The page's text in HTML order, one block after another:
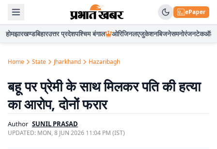
ePaper
होमझारखण्डबिहारउत्तर प्रदेशपश्चिम बंगाल ओरिजिनलएजुकेशनबिजनेसमनोरंजनटेकऑटो
Home State Jharkhand Hazaribagh
बहू पर प्रेमी के साथ मिलकर पति की हत्या
का आरोप, दोनों फरार
Author SUNIL PRASAD
UPDATED: MON, 8 JUN 2026 11:04 PM (IST)